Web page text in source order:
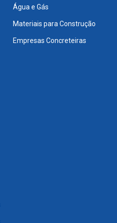
Água e Gás
Materiais para Construção
Empresas Concreteiras